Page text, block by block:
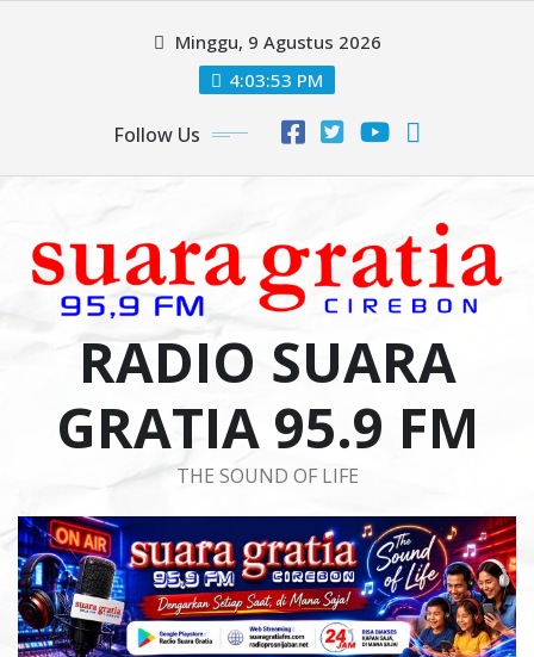
Minggu, 9 Agustus 2026
4:03:54 PM
Follow Us
RADIO SUARA
GRATIA 95.9 FM
THE SOUND OF LIFE